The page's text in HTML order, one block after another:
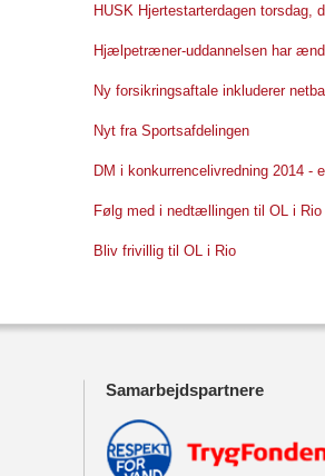
HUSK Hjertestarterdagen torsdag,
Hjælpetræner-uddannelsen har
Ny forsikringsaftale inkluderer
Nyt fra Sportsafdelingen
DM i konkurrencelivredning 2014 -
Følg med i nedtællingen til OL i Rio
Bliv frivillig til OL i Rio
Samarbejdspartnere